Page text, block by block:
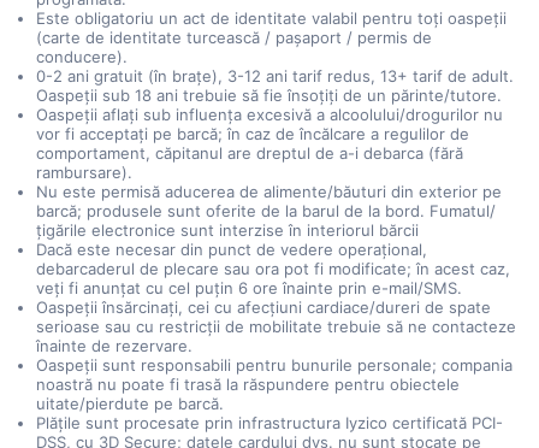
Este obligatoriu un act de identitate valabil pentru toți oaspeții
(carte de identitate turcească / pașaport / permis de
conducere).
0-2 ani gratuit (în brațe), 3-12 ani tarif redus, 13+ tarif de adult.
Oaspeții sub 18 ani trebuie să fie însoțiți de un părinte/tutore.
Oaspeții aflați sub influența excesivă a alcoolului/drogurilor nu
vor fi acceptați pe barcă; în caz de încălcare a regulilor de
comportament, căpitanul are dreptul de a-i debarca (fără
rambursare).
Nu este permisă aducerea de alimente/băuturi din exterior pe
barcă; produsele sunt oferite de la barul de la bord. Fumatul/
țigările electronice sunt interzise în interiorul bărcii
Dacă este necesar din punct de vedere operațional,
debarcaderul de plecare sau ora pot fi modificate; în acest caz,
veți fi anunțat cu cel puțin 6 ore înainte prin e-mail/SMS.
Oaspeții însărcinați, cei cu afecțiuni cardiace/dureri de spate
serioase sau cu restricții de mobilitate trebuie să ne contacteze
înainte de rezervare.
Oaspeții sunt responsabili pentru bunurile personale; compania
noastră nu poate fi trasă la răspundere pentru obiectele
uitate/pierdute pe barcă.
Plățile sunt procesate prin infrastructura Iyzico certificată PCI-
DSS, cu 3D Secure; datele cardului dvs. nu sunt stocate pe